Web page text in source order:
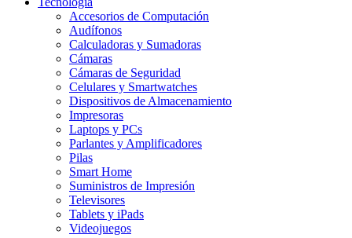
Accesorios de Computación
Audífonos
Calculadoras y Sumadoras
Cámaras
Cámaras de Seguridad
Celulares y Smartwatches
Dispositivos de Almacenamiento
Impresoras
Laptops y PCs
Parlantes y Amplificadores
Pilas
Smart Home
Suministros de Impresión
Televisores
Tablets y iPads
Videojuegos